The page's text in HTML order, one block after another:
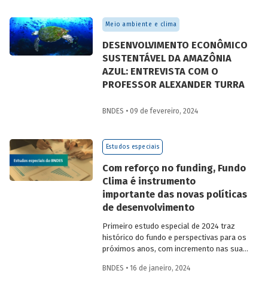
Meio ambiente e clima
DESENVOLVIMENTO ECONÔMICO
SUSTENTÁVEL DA AMAZÔNIA
AZUL: ENTREVISTA COM O
PROFESSOR ALEXANDER TURRA
BNDES • 09 de fevereiro, 2024
Estudos especiais
Com reforço no funding, Fundo
Clima é instrumento
importante das novas políticas
de desenvolvimento
Primeiro estudo especial de 2024 traz
histórico do fundo e perspectivas para os
próximos anos, com incremento nas suas
atuação.
BNDES • 16 de janeiro, 2024